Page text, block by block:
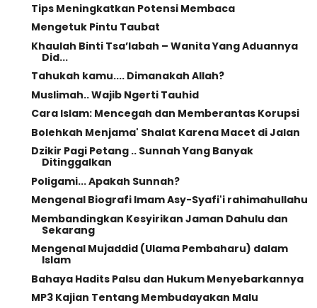
Tips Meningkatkan Potensi Membaca
Mengetuk Pintu Taubat
Khaulah Binti Tsa’labah – Wanita Yang Aduannya
Did...
Tahukah kamu.... Dimanakah Allah?
Muslimah.. Wajib Ngerti Tauhid
Cara Islam: Mencegah dan Memberantas Korupsi
Bolehkah Menjama' Shalat Karena Macet di Jalan
Dzikir Pagi Petang .. Sunnah Yang Banyak
Ditinggalkan
Poligami... Apakah Sunnah?
Mengenal Biografi Imam Asy-Syafi'i rahimahullahu
Membandingkan Kesyirikan Jaman Dahulu dan
Sekarang
Mengenal Mujaddid (Ulama Pembaharu) dalam
Islam
Bahaya Hadits Palsu dan Hukum Menyebarkannya
MP3 Kajian Tentang Membudayakan Malu